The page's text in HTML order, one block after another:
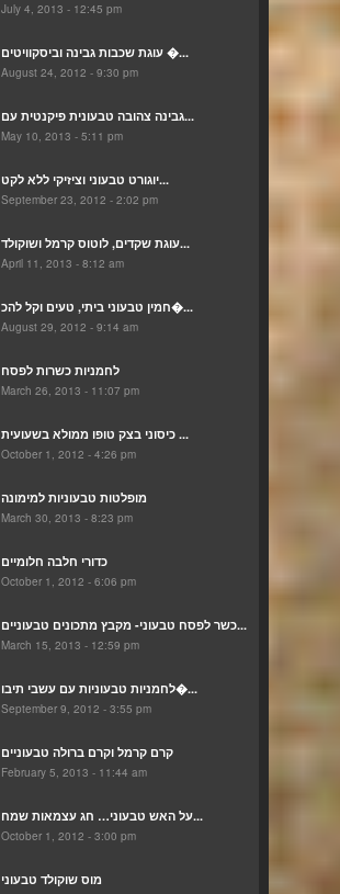
July 4, 2013 - 12:45 pm
עוגת שכבות גבינה וביסקוויטים �...
August 24, 2012 - 9:30 pm
גבינה צהובה טבעונית פיקנטית עם...
May 10, 2013 - 5:11 pm
יוגורט טבעוני וציזיקי ללא לקט...
September 23, 2012 - 2:02 pm
עוגת שקדים, לוטוס קרמל ושוקולד...
April 11, 2013 - 8:12 am
חמין טבעוני ביתי, טעים וקל להכ�...
August 29, 2012 - 9:14 am
לחמניות כשרות לפסח
March 26, 2013 - 11:07 pm
כיסוני בצק טופו ממולא בשעועית ...
October 1, 2012 - 4:26 pm
מופלטות טבעוניות למימונה
March 30, 2013 - 8:23 pm
כדורי חלבה חלומיים
October 1, 2012 - 6:06 pm
כשר לפסח טבעוני- מקבץ מתכונים טבעוניים...
March 15, 2013 - 12:59 pm
לחמניות טבעוניות עם עשבי תיבו�...
September 9, 2012 - 3:55 pm
קרם קרמל וקרם ברולה טבעוניים
February 5, 2013 - 11:44 am
על האש טבעוני… חג עצמאות שמח...
October 1, 2012 - 3:00 pm
מוס שוקולד טבעוני